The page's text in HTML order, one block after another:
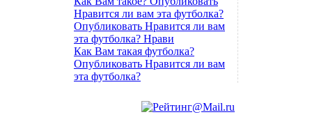
Нравится ли вам эта футболка?
Опубликовать Нравится ли вам
эта футболка? Нрави
Как Вам такая футболка?
Опубликовать Нравится ли вам
эта футболка?